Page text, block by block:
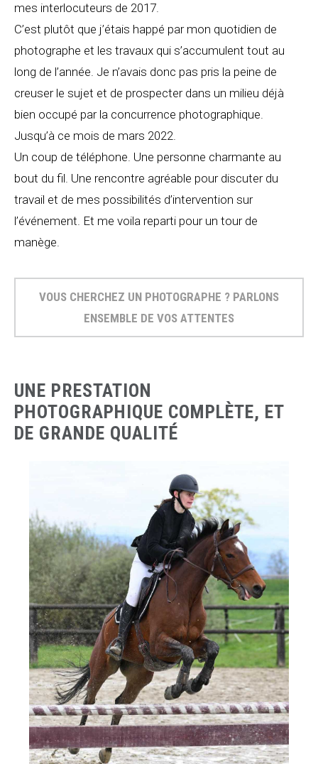
mes interlocuteurs de 2017.
C’est plutôt que j’étais happé par mon quotidien de
photographe et les travaux qui s’accumulent tout au
long de l’année. Je n’avais donc pas pris la peine de
creuser le sujet et de prospecter dans un milieu déjà
bien occupé par la concurrence photographique.
Jusqu’à ce mois de mars 2022.
Un coup de téléphone. Une personne charmante au
bout du fil. Une rencontre agréable pour discuter du
travail et de mes possibilités d’intervention sur
l’événement. Et me voila reparti pour un tour de
manège.
VOUS CHERCHEZ UN PHOTOGRAPHE ? PARLONS
ENSEMBLE DE VOS ATTENTES
UNE PRESTATION
PHOTOGRAPHIQUE COMPLÈTE, ET
DE GRANDE QUALITÉ